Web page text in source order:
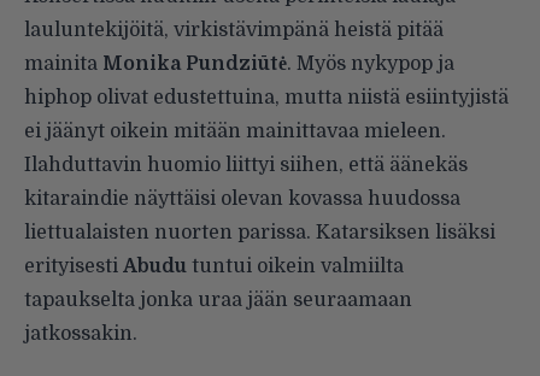
lauluntekijöitä, virkistävimpänä heistä pitää
mainita Monika Pundziūtė. Myös nykypop ja
hiphop olivat edustettuina, mutta niistä esiintyjistä
ei jäänyt oikein mitään mainittavaa mieleen.
Ilahduttavin huomio liittyi siihen, että äänekäs
kitaraindie näyttäisi olevan kovassa huudossa
liettualaisten nuorten parissa. Katarsiksen lisäksi
erityisesti Abudu tuntui oikein valmiilta
tapaukselta jonka uraa jään seuraamaan
jatkossakin.